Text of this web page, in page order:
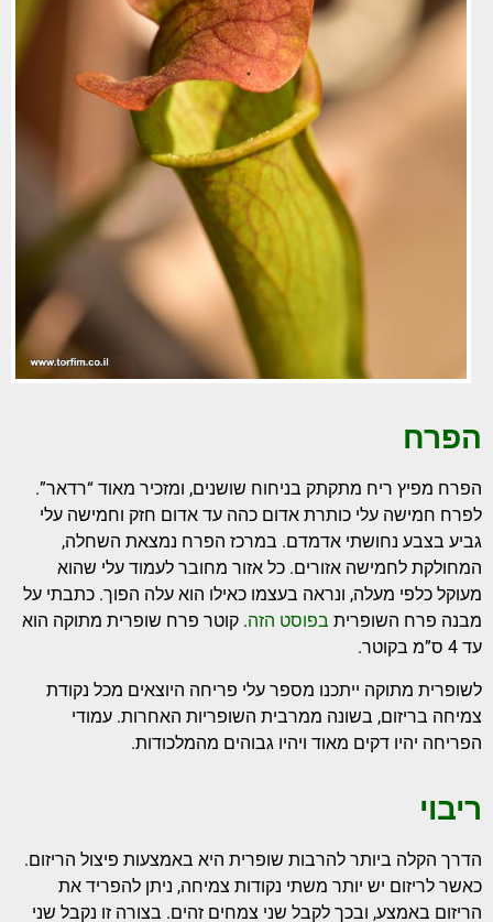
הפרח
הפרח מפיץ ריח מתקתק בניחוח שושנים, ומזכיר מאוד “רדאר”.
לפרח חמישה עלי כותרת אדום כהה עד אדום חזק וחמישה עלי
גביע בצבע נחושתי אדמדם. במרכז הפרח נמצאת השחלה,
המחולקת לחמישה אזורים. כל אזור מחובר לעמוד עלי שהוא
מעוקל כלפי מעלה, ונראה בעצמו כאילו הוא עלה הפוך. כתבתי על
מבנה פרח השופרית בפוסט הזה. קוטר פרח שופרית מתוקה הוא
עד 4 ס”מ בקוטר.
לשופרית מתוקה ייתכנו מספר עלי פריחה היוצאים מכל נקודת
צמיחה בריזום, בשונה ממרבית השופריות האחרות. עמודי
הפריחה יהיו דקים מאוד ויהיו גבוהים מהמלכודות.
ריבוי
הדרך הקלה ביותר להרבות שופרית היא באמצעות פיצול הריזום.
כאשר לריזום יש יותר משתי נקודות צמיחה, ניתן להפריד את
הריזום באמצע, ובכך לקבל שני צמחים זהים. בצורה זו נקבל שני